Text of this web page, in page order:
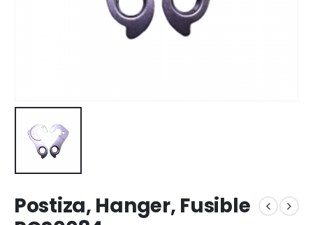
Postiza, Hanger, Fusible